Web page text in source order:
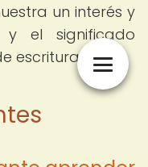
un interés y
el significado
escritura.